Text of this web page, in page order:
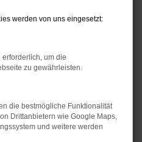
Stiglmayr – Ihre erste
TT Fahrzeuge für Roth und
Autohaus ist stolz darauf,
an Audi TT zu
in Sachen Qualität und
Ihr
es um erstklassige
mehr über unsere
und warum Autohaus
für Audi TT Liebhaber ist.
werden von uns eingesetzt:
um die
zu gewährleisten.
die bestmögliche Funktionalität
Drittanbietern wie Google Maps,
und weitere werden